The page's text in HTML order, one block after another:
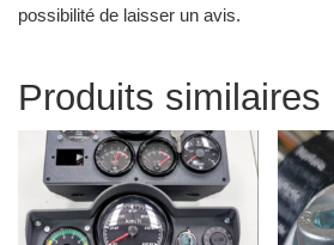
possibilité de laisser un avis.
Produits similaires